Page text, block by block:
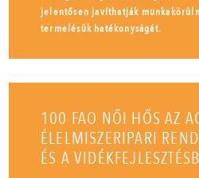
jelentősen javíthatják
termelésük hatékonyságát.
100 FAO NŐI HŐS AZ
ÉLELMISZERIPARI
ÉS A